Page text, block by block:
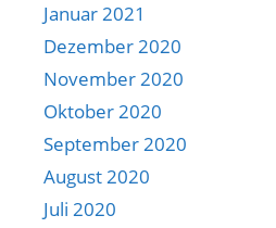
Januar 2021
Dezember 2020
November 2020
Oktober 2020
September 2020
August 2020
Juli 2020